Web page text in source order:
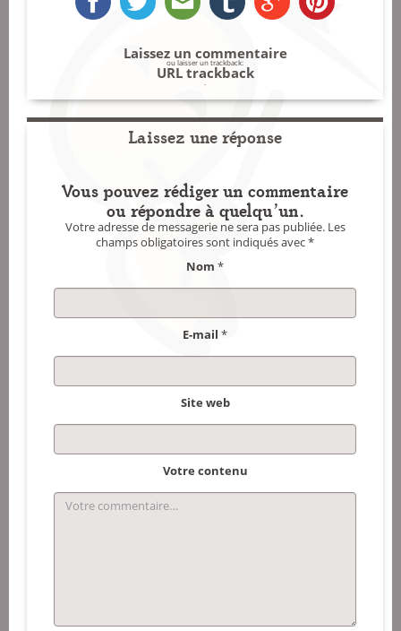
Laissez un commentaire
ou laisser un trackback:
URL trackback
Laissez une réponse
Vous pouvez rédiger un commentaire
ou répondre à quelqu'un.
Votre adresse de messagerie ne sera pas publiée.Les
champs obligatoires sont indiqués avec*
Nom *
E-mail *
Site web
Votre contenu